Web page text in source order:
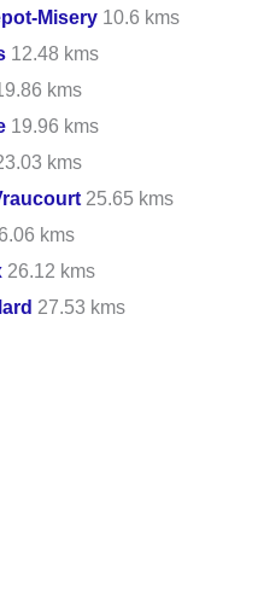
Misery 10.6 kms
12.48 kms
kms
19.96 kms
kms
25.65 kms
kms
26.12 kms
27.53 kms